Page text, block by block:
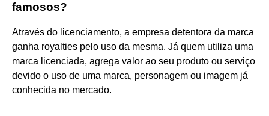
famosos?
Através do licenciamento, a empresa detentora da marca
ganha royalties pelo uso da mesma. Já quem utiliza uma
marca licenciada, agrega valor ao seu produto ou serviço
devido o uso de uma marca, personagem ou imagem já
conhecida no mercado.